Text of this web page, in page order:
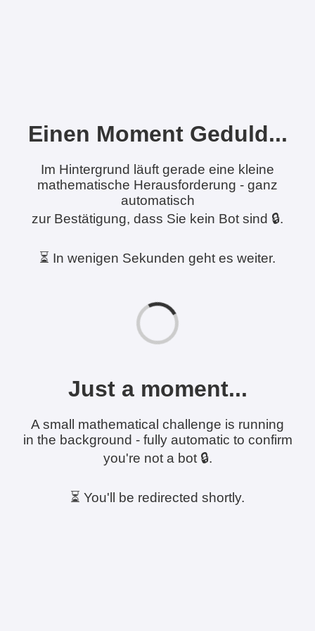
Einen Moment Geduld...
Im Hintergrund läuft gerade eine kleine
mathematische Herausforderung - ganz
automatisch
zur Bestätigung, dass Sie kein Bot sind 🔒.
⏳ In wenigen Sekunden geht es weiter.
Just a moment...
A small mathematical challenge is running
in the background - fully automatic to confirm
you're not a bot 🔒.
⏳ You'll be redirected shortly.